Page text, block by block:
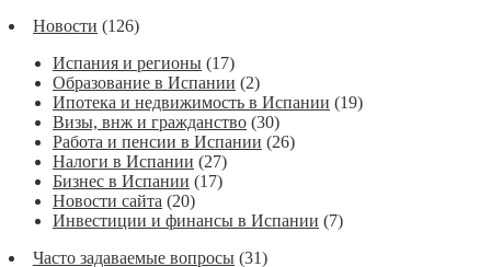
Новости (126)
Испания и регионы (17)
Образование в Испании (2)
Ипотека и недвижимость в Испании (19)
Визы, внж и гражданство (30)
Работа и пенсии в Испании (26)
Налоги в Испании (27)
Бизнес в Испании (17)
Новости сайта (20)
Инвестиции и финансы в Испании (7)
Часто задаваемые вопросы (31)